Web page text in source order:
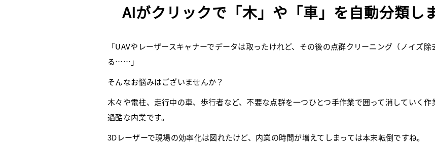
AIがクリックで「木」や「車」を自動分類し
「UAVやレーザースキャナーでデータは取ったけれど、その後の点群クリーニング（ノイズ
る……」
そんなお悩みはございませんか？
木々や電柱、走行中の車、歩行者など、不要な点群を一つひとつ手作業で囲って消していく
過酷な内業です。
3Dレーザーで現場の効率化は図れたけど、内業の時間が増えてしまっては本末転倒ですね。